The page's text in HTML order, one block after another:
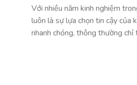
Với nhiều năm kinh nghiệm
luôn là sự lựa chọn tin cậy của
nhanh chóng, thông thường